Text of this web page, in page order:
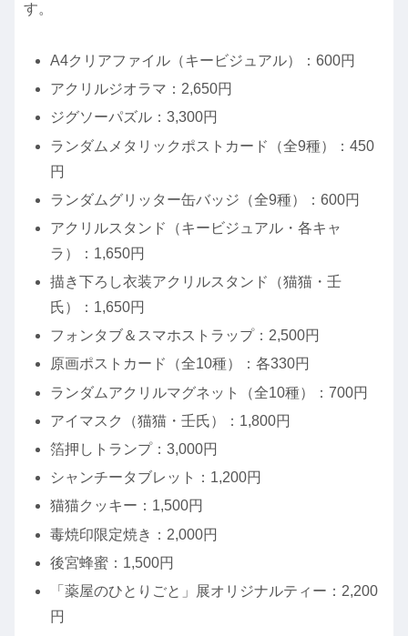
す。
A4クリアファイル（キービジュアル）：600円
アクリルジオラマ：2,650円
ジグソーパズル：3,300円
ランダムメタリックポストカード（全9種）：450
円
ランダムグリッター缶バッジ（全9種）：600円
アクリルスタンド（キービジュアル・各キャ
ラ）：1,650円
描き下ろし衣装アクリルスタンド（猫猫・壬
氏）：1,650円
フォンタブ＆スマホストラップ：2,500円
原画ポストカード（全10種）：各330円
ランダムアクリルマグネット（全10種）：700円
アイマスク（猫猫・壬氏）：1,800円
箔押しトランプ：3,000円
シャンチータブレット：1,200円
猫猫クッキー：1,500円
毒焼印限定焼き：2,000円
後宮蜂蜜：1,500円
「薬屋のひとりごと」展オリジナルティー：2,200
円